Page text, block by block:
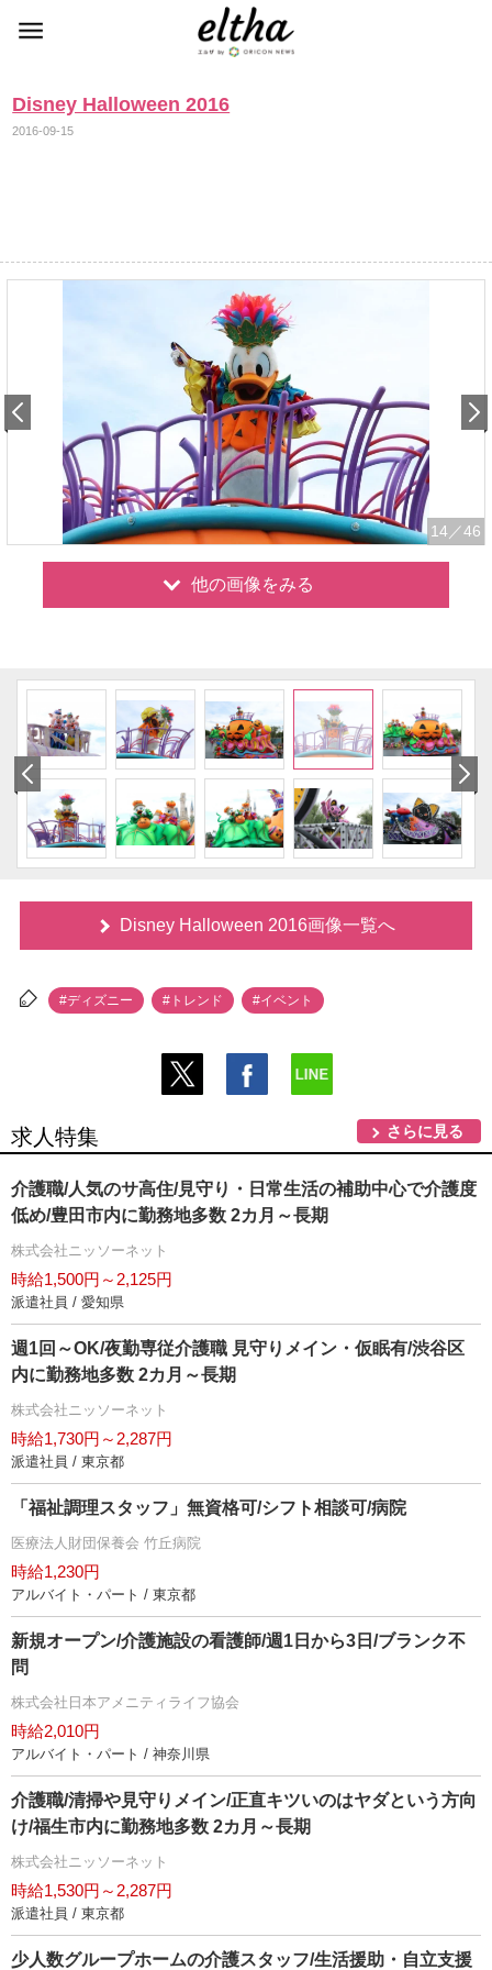
Disney Halloween 2016
2016-09-15
14 ／46
他の画像をみる
Disney Halloween 2016画像一覧へ
#ディズニー #トレンド #イベント
求人特集 さらに見る
介護職/人気のサ高住/見守り・日常生活の補助中心で介護度
低め/豊田市内に勤務地多数 2カ月～長期
株式会社ニッソーネット
時給1,500円～2,125円
派遣社員 / 愛知県
週1回～OK/夜勤専従介護職 見守りメイン・仮眠有/渋谷区
内に勤務地多数 2カ月～長期
株式会社ニッソーネット
時給1,730円～2,287円
派遣社員 / 東京都
「福祉調理スタッフ」無資格可/シフト相談可/病院
医療法人財団保養会 竹丘病院
時給1,230円
アルバイト・パート / 東京都
新規オープン/介護施設の看護師/週1日から3日/ブランク不
問
株式会社日本アメニティライフ協会
時給2,010円
アルバイト・パート / 神奈川県
介護職/清掃や見守りメイン/正直キツいのはヤダという方向
け/福生市内に勤務地多数 2カ月～長期
株式会社ニッソーネット
時給1,530円～2,287円
派遣社員 / 東京都
少人数グループホームの介護スタッフ/生活援助・自立支援